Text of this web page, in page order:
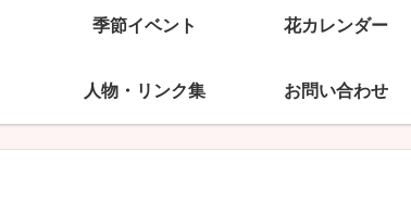
季節イベント 花カレンダー
人物・リンク集 お問い合わせ